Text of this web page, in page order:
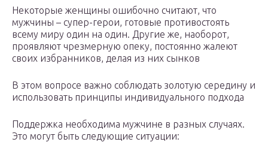
Некоторые женщины ошибочно считают, что
мужчины – супер-герои, готовые противостоять
всему миру один на один. Другие же, наоборот,
проявляют чрезмерную опеку, постоянно жалеют
своих избранников, делая из них сынков
В этом вопросе важно соблюдать золотую середину и
использовать принципы индивидуального подхода
Поддержка необходима мужчине в разных случаях.
Это могут быть следующие ситуации: